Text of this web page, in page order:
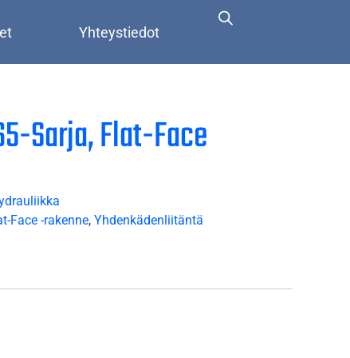
Yhteystiedot
Sarja, Flat-Face
Face -rakenne, Yhdenkädenliitäntä